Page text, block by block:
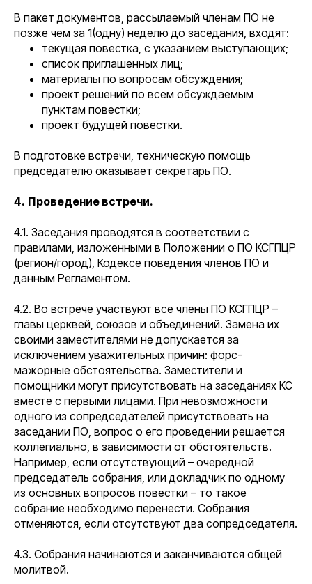
В пакет документов, рассылаемый членам ПО не
позже чем за 1(одну) неделю до заседания, входят:
текущая повестка, с указанием выступающих;
список приглашенных лиц;
материалы по вопросам обсуждения;
проект решений по всем обсуждаемым
пунктам повестки;
проект будущей повестки.
В подготовке встречи, техническую помощь
председателю оказывает секретарь ПО.
4. Проведение встречи.
4.1. Заседания проводятся в соответствии с
правилами, изложенными в Положении о ПО КСГПЦР
(регион/город), Кодексе поведения членов ПО и
данным Регламентом.
4.2. Во встрече участвуют все члены ПО КСГПЦР –
главы церквей, союзов и объединений. Замена их
своими заместителями не допускается за
исключением уважительных причин: форс-
мажорные обстоятельства. Заместители и
помощники могут присутствовать на заседаниях КС
вместе с первыми лицами. При невозможности
одного из сопредседателей присутствовать на
заседании ПО, вопрос о его проведении решается
коллегиально, в зависимости от обстоятельств.
Например, если отсутствующий – очередной
председатель собрания, или докладчик по одному
из основных вопросов повестки – то такое
собрание необходимо перенести. Собрания
отменяются, если отсутствуют два сопредседателя.
4.3. Собрания начинаются и заканчиваются общей
молитвой.